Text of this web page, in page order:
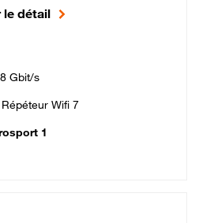
le détail
Gbit/s
Wifi 7
1